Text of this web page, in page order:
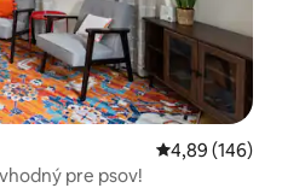
Priemerné
4,89 (146)
pre psov!